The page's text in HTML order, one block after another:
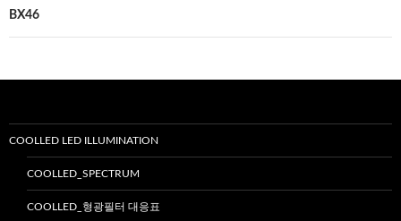
게
션
BX46
COOLLED LED ILLUMINATION
COOLLED_SPECTRUM
COOLLED_형광필터 대응표